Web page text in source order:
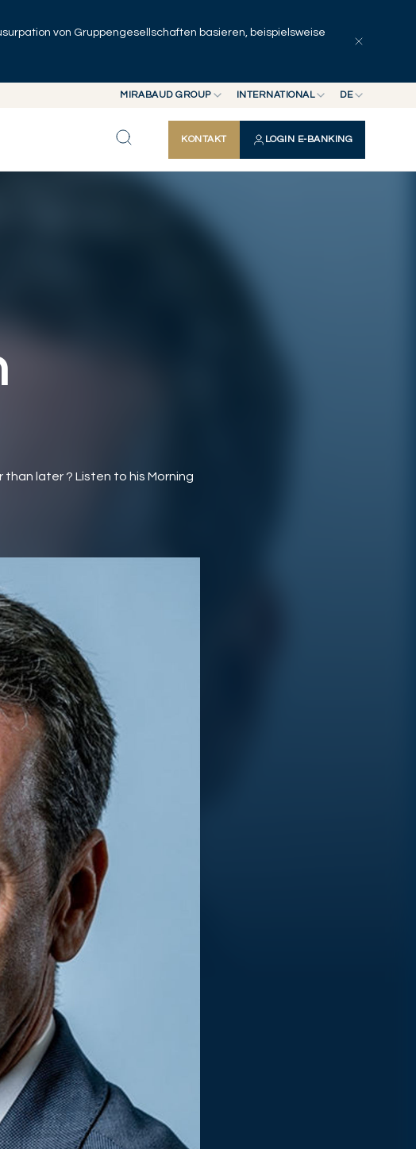
von Gruppengesellschaften basieren, beispielsweise
MIRABAUD GROUP
MIRABAUD GROUP
MIRABAUD ASSET MANAGEMENT
INTERNATIONAL
INTERNATIONAL
SCHWEIZ
DE
EN
FR
KONTAKT LOGIN E-BANKING
Artikel erkunden Autoren
later ? Listen to his Morning